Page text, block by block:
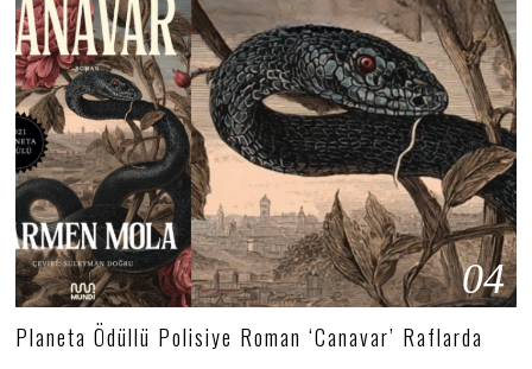
04
Planeta Ödüllü Polisiye Roman ‘Canavar’ Raflarda